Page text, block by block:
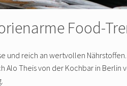
Food-
und reich an wertvollen
Theis von der Kochbar in Berlin